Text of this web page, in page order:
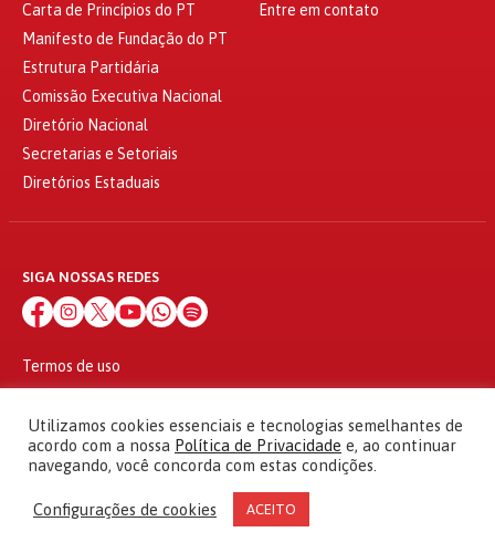
Carta de Princípios do PT
Manifesto de Fundação do PT
Estrutura Partidária
Comissão Executiva Nacional
Diretório Nacional
Secretarias e Setoriais
Diretórios Estaduais
Entre em contato
SIGA NOSSAS REDES
Termos de uso
© 2010 - 2026
Partido dos Trabalhadores Todos os direitos reservados
Utilizamos cookies essenciais e tecnologias semelhantes de
acordo com a nossa Política de Privacidade e, ao continuar
navegando, você concorda com estas condições.
Configurações de cookies ACEITO